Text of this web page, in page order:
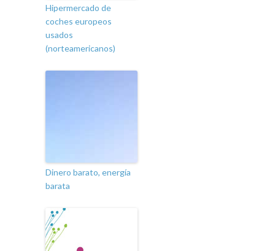
Hipermercado de
coches europeos
usados
(norteamericanos)
Dinero barato, energía
barata